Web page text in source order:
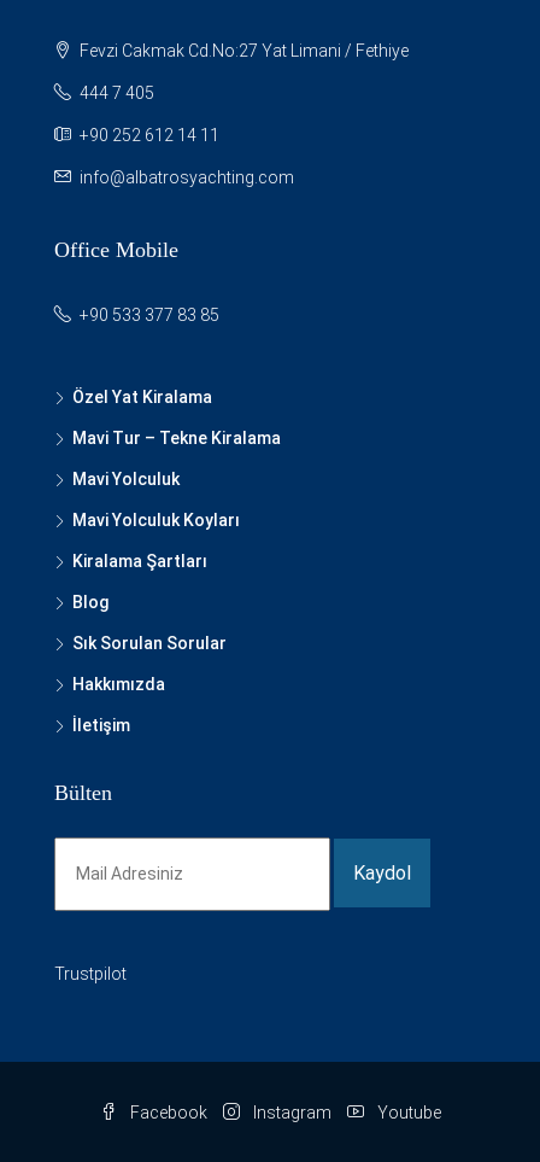
Fevzi Cakmak Cd.No:27 Yat Limani / Fethiye
444 7 405
+90 252 612 14 11
info@albatrosyachting.com
Office Mobile
+90 533 377 83 85
Özel Yat Kiralama
Mavi Tur – Tekne Kiralama
Mavi Yolculuk
Mavi Yolculuk Koyları
Kiralama Şartları
Blog
Sık Sorulan Sorular
Hakkımızda
İletişim
Bülten
Trustpilot
Facebook Instagram Youtube